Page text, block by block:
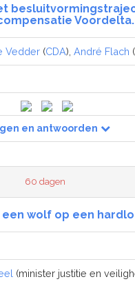
Voordelta.
Vedder (CDA), André Flach (
en antwoorden
60 dagen
een wolf op een
(minister justitie en